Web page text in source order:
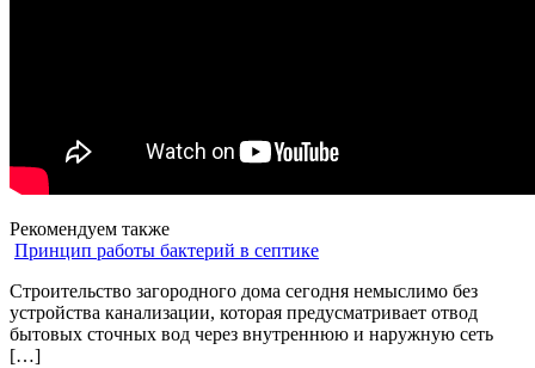
Рекомендуем также
Принцип работы бактерий в септике
Строительство загородного дома сегодня немыслимо без
устройства канализации, которая предусматривает отвод
бытовых сточных вод через внутреннюю и наружную сеть
[…]